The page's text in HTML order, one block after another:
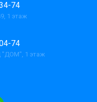
74
1 этаж
74
"ДОМ", 1 этаж